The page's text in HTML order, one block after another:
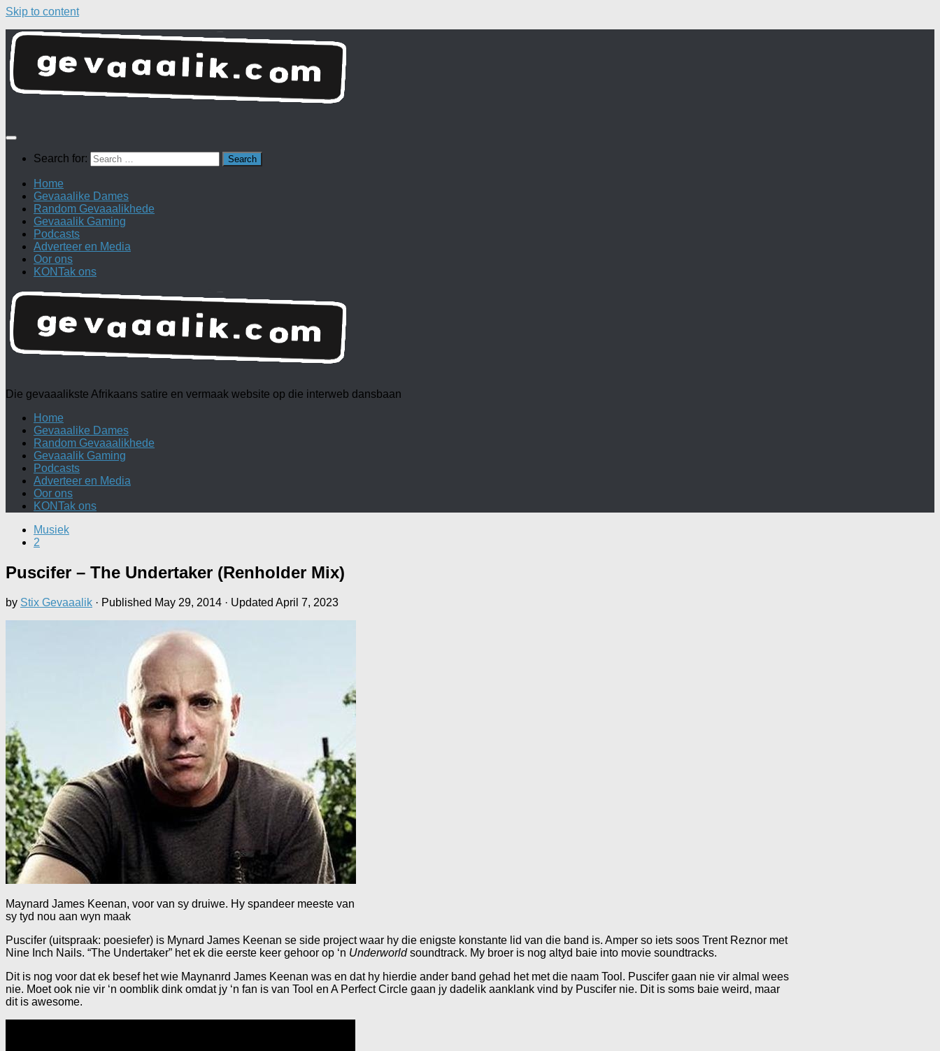
Skip to content
Search for:
Home
Gevaaalike Dames
Random Gevaaalikhede
Gevaaalik Gaming
Podcasts
Adverteer en Media
Oor ons
KONTak ons
Die gevaaalikste Afrikaans satire en vermaak website op die interweb dansbaan
Home
Gevaaalike Dames
Random Gevaaalikhede
Gevaaalik Gaming
Podcasts
Adverteer en Media
Oor ons
KONTak ons
Musiek
2
Puscifer – The Undertaker (Renholder Mix)
by Stix Gevaaalik · Published May 29, 2014 · Updated April 7, 2023
Maynard James Keenan, voor van sy druiwe. Hy spandeer meeste van
sy tyd nou aan wyn maak
Puscifer (uitspraak: poesiefer) is Mynard James Keenan se side project waar hy die enigste konstante lid van die band is. Amper so iets soos Trent Reznor met
Nine Inch Nails. “The Undertaker” het ek die eerste keer gehoor op ‘n Underworldsoundtrack. My broer is nog altyd baie into movie soundtracks.
Dit is nog voor dat ek besef het wie Maynanrd James Keenan was en dat hy hierdie ander band gehad het met die naam Tool. Puscifer gaan nie vir almal wees
nie. Moet ook nie vir ‘n oomblik dink omdat jy ‘n fan is van Tool en A Perfect Circle gaan jy dadelik aanklank vind by Puscifer nie. Dit is soms baie weird, maar
dit is awesome.